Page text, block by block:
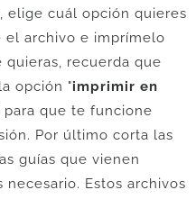
, elige cuál opción quieres
el archivo e imprímelo
quieras, recuerda que
opción "imprimir en
para que te funcione
Por último corta las
guías que vienen
necesario. Estos archivos